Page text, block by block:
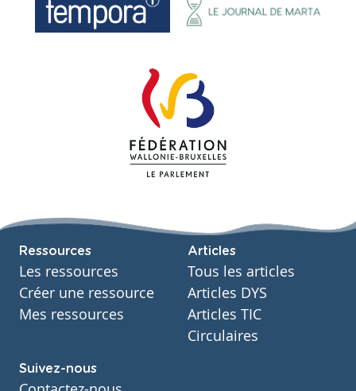
Ressources
Les ressources
Créer une ressource
Mes ressources
Articles
Tous les articles
Articles DYS
Articles TIC
Circulaires
Suivez-nous